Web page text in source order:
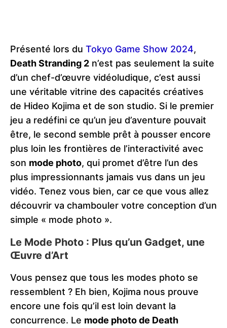
Présenté lors du Tokyo Game Show 2024,
Death Stranding 2 n’est pas seulement la suite
d’un chef-d’œuvre vidéoludique, c’est aussi
une véritable vitrine des capacités créatives
de Hideo Kojima et de son studio. Si le premier
jeu a redéfini ce qu’un jeu d’aventure pouvait
être, le second semble prêt à pousser encore
plus loin les frontières de l’interactivité avec
son mode photo, qui promet d’être l’un des
plus impressionnants jamais vus dans un jeu
vidéo. Tenez vous bien, car ce que vous allez
découvrir va chambouler votre conception d’un
simple « mode photo ».
Le Mode Photo : Plus qu’un Gadget, une
Œuvre d’Art
Vous pensez que tous les modes photo se
ressemblent ? Eh bien, Kojima nous prouve
encore une fois qu’il est loin devant la
concurrence. Le mode photo de Death